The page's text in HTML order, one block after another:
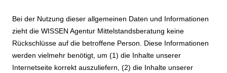
Bei der Nutzung dieser allgemeinen Daten und Informationen
zieht die WISSEN Agentur Mittelstandsberatung keine
Rückschlüsse auf die betroffene Person. Diese Informationen
werden vielmehr benötigt, um (1) die Inhalte unserer
Internetseite korrekt auszuliefern, (2) die Inhalte unserer